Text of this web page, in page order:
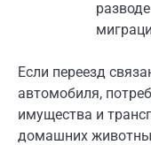
Если переезд
автомобиля,
имущества и
домашних